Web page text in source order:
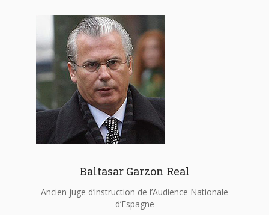
Baltasar Garzon Real
Ancien juge d’instruction de l’Audience Nationale
d’Espagne